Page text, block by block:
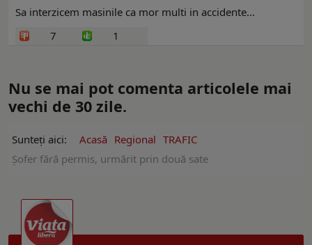
Sa interzicem masinile ca mor multi in accidente...
7
1
Nu se mai pot comenta articolele mai
vechi de 30 zile.
Sunteți aici: Acasă Regional TRAFIC
Șofer fără permis, urmărit prin două sate